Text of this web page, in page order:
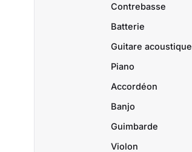
Contrebasse
Batterie
Guitare acoustique
Piano
Accordéon
Banjo
Guimbarde
Violon